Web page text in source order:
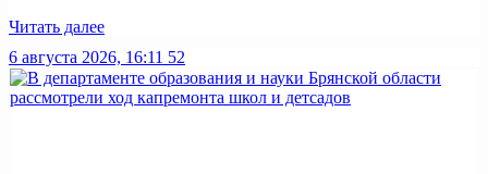
Читать далее
6 августа 2026, 16:11 52